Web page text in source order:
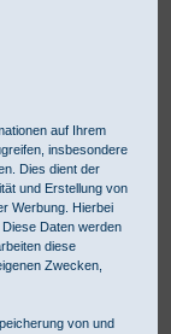
HNO Diagnostik
ohne Griff
auf Ihrem
insbesondere
Dies dient der
und Erstellung von
Werbung. Hierbei
Daten werden
diese
Zwecken,
von und